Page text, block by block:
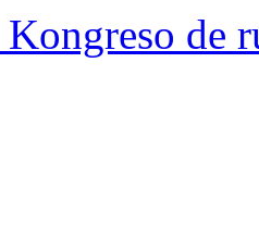
de